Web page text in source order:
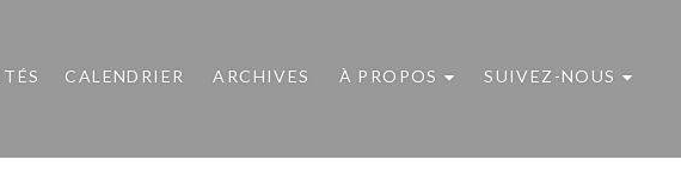
CALENDRIER ARCHIVES À PROPOS SUIVEZ-NOUS